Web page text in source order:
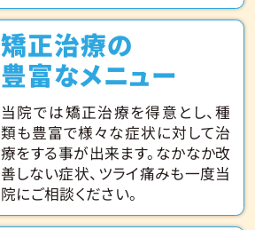
矯正治療の
豊富なメニュー
当院では矯正治療を得意とし、種
類も豊富で様々な症状に対して治
療をする事が出来ます。なかなか改
善しない症状、ツライ痛みも一度当
院にご相談ください。